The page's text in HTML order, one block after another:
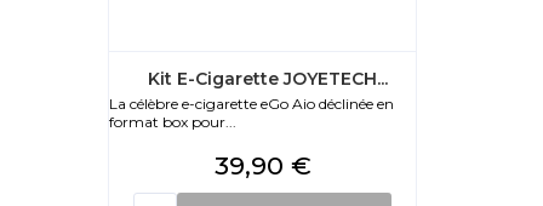
Kit E-Cigarette JOYETECH...
La célèbre e-cigarette eGo Aio déclinée en
format box pour...
Prix
39,90 €